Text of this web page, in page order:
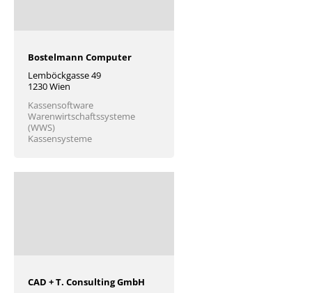
Bostelmann Computer
Lemböckgasse 49
1230 Wien
Kassensoftware
Warenwirtschaftssysteme
(WWS)
Kassensysteme
CAD + T. Consulting GmbH